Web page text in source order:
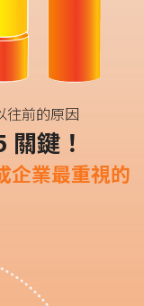
往前的原因
鍵！
企業最重視的